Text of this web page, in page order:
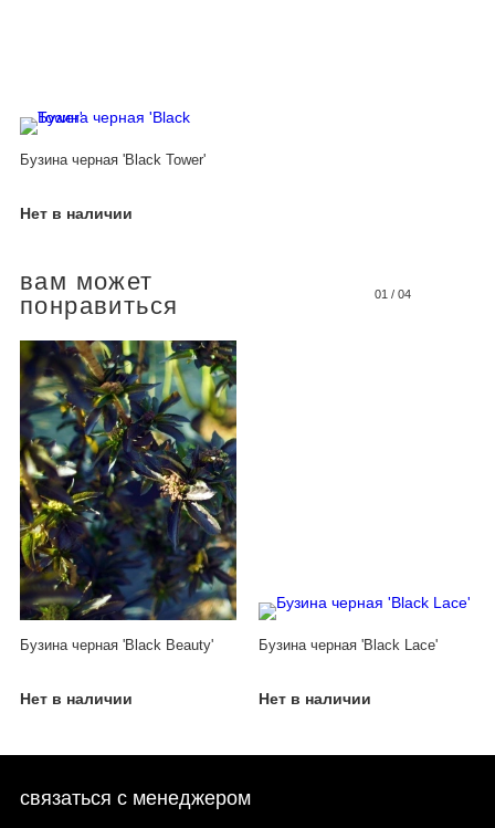
Бузина черная 'Black Tower'
Нет в наличии
вам может
понравиться
01 / 04
Бузина черная 'Black Beauty'
Нет в наличии
Бузина черная 'Black Lace'
Нет в наличии
связаться с менеджером